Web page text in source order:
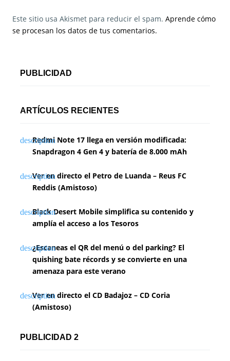
Este sitio usa Akismet para reducir el spam. Aprende cómo
se procesan los datos de tus comentarios.
PUBLICIDAD
ARTÍCULOS RECIENTES
Redmi Note 17 llega en versión modificada:
Snapdragon 4 Gen 4 y batería de 8.000 mAh
Ver en directo el Petro de Luanda – Reus FC
Reddis (Amistoso)
Black Desert Mobile simplifica su contenido y
amplía el acceso a los Tesoros
¿Escaneas el QR del menú o del parking? El
quishing bate récords y se convierte en una
amenaza para este verano
Ver en directo el CD Badajoz – CD Coria
(Amistoso)
PUBLICIDAD 2